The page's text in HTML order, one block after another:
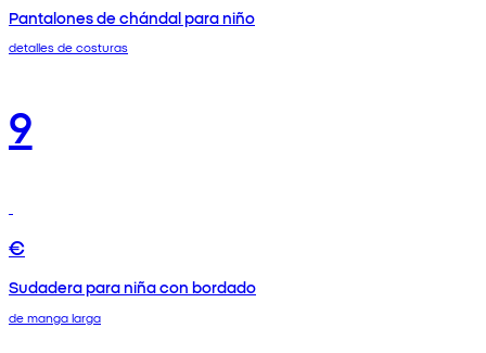
Pantalones de chándal para niño
detalles de costuras
9
€
Sudadera para niña con bordado
de manga larga